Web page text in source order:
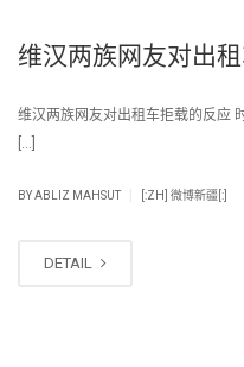
维汉两族网友对出
维汉两族网友对出租车拒载的
[…]
BYABLIZ MAHSUT [:ZH] 微博新疆[:]
DETAIL